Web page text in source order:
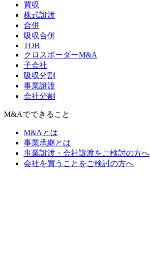
買収
株式譲渡
合併
吸収合併
TOB
クロスボーダーM&A
子会社
吸収分割
事業譲渡
会社分割
M&Aでできること
M&Aとは
事業承継とは
事業譲渡・会社譲渡をご検討の方へ
会社を買うことをご検討の方へ